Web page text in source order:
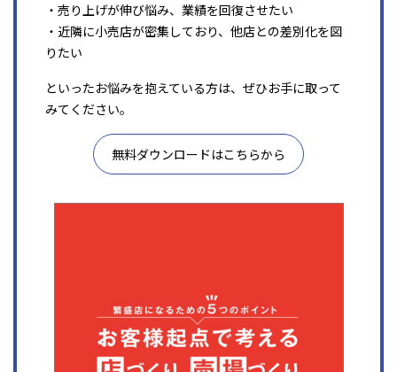
・売り上げが伸び悩み、業績を回復させたい
・近隣に小売店が密集しており、他店との差別化を図
りたい
といったお悩みを抱えている方は、ぜひお手に取って
みてください。
無料ダウンロードはこちらから